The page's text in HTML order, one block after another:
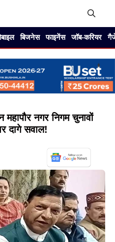
बिजनेस फाइनेंस जॉब-करियर
नगर निगम चुनावों
दागे सवाल!